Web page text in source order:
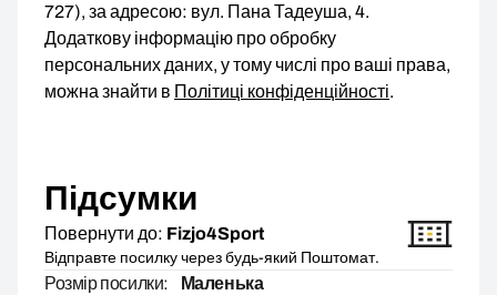
727), за адресою: вул. Пана Тадеуша, 4.
Додаткову інформацію про обробку
персональних даних, у тому числі про ваші права,
можна знайти в Політиці конфіденційності.
Підсумки
Повернути до: Fizjo4Sport
Відправте посилку через будь-який Поштомат.
Розмір посилки: Маленька